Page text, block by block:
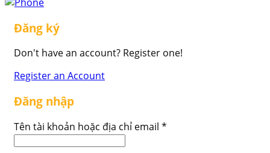
Đăng ký
Don't have an account? Register one!
Register an Account
Đăng nhập
Tên tài khoản hoặc địa chỉ email *